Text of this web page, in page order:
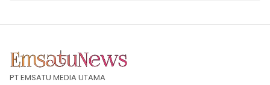
PT EMSATU MEDIA UTAMA